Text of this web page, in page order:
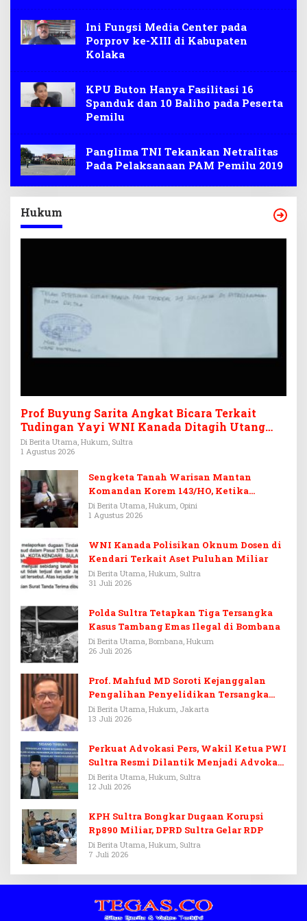
Ini Fungsi Media Center pada
Porprov ke-XIII di Kabupaten
Kolaka
KPU Buton Hanya Fasilitasi 16
Spanduk dan 10 Baliho pada Peserta
Pemilu
Panglima TNI Tekankan Netralitas
Pada Pelaksanaan PAM Pemilu 2019
Hukum
Prof Buyung Sarita Angkat Bicara Terkait
Tudingan Yayi WNI Kanada Ditagih Utang
Rp3,6 Miliar
Di Berita Utama, Hukum, Sultra
1 Agustus 2026
Sengketa Tanah Warisan Mantan
Komandan Korem 143/HO, Ketika
Warisan Menjadi Arena Pemerasan
Di Berita Utama, Hukum, Opini
1 Agustus 2026
WNI Kanada Polisikan Oknum Dosen di
Kendari Terkait Aset Puluhan Miliar
Di Berita Utama, Hukum, Sultra
31 Juli 2026
Polda Sultra Tetapkan Tiga Tersangka
Kasus Tambang Emas Ilegal di Bombana
Di Berita Utama, Bombana, Hukum
26 Juli 2026
Prof. Mahfud MD Soroti Kejanggalan
Pengalihan Penyelidikan Tersangka
Febrie Adriansyah
Di Berita Utama, Hukum, Jakarta
13 Juli 2026
Perkuat Advokasi Pers, Wakil Ketua PWI
Sultra Resmi Dilantik Menjadi Advokat
PERADI
Di Berita Utama, Hukum, Sultra
12 Juli 2026
KPH Sultra Bongkar Dugaan Korupsi
Rp890 Miliar, DPRD Sultra Gelar RDP
Di Berita Utama, Hukum, Sultra
7 Juli 2026